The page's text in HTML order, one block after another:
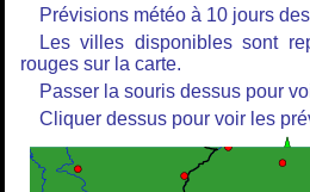
Prévisions météo à 10 jours
Les villes disponibles sont
rouges sur la carte.
Passer la souris dessus pour
Cliquer dessus pour voir les